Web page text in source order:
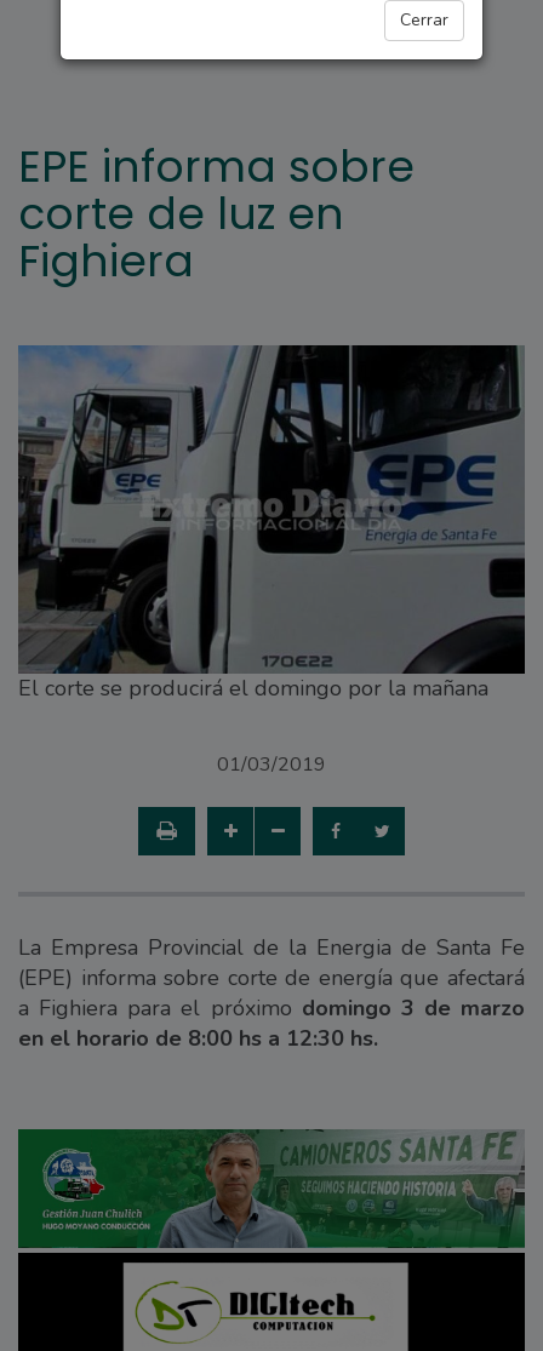
Cerrar
EPE informa sobre
corte de luz en
Fighiera
El corte se producirá el domingo por la mañana
01/03/2019
La Empresa Provincial de la Energia de Santa Fe
(EPE) informa sobre corte de energía que afectará
a Fighiera para el próximo domingo 3 de marzo
en el horario de 8:00 hs a 12:30 hs.